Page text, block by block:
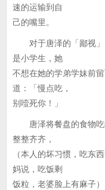
速的运输到自
己的嘴里。
对于唐泽的「鄙视」
是小学生，她
不想在她的学弟学妹前
道：「慢点吃，
别噎死你！」
唐泽将餐盘的食物吃
整整齐齐，
（本人的坏习惯，吃东
妈说，吃饭剩
饭粒，老婆脸上有麻子